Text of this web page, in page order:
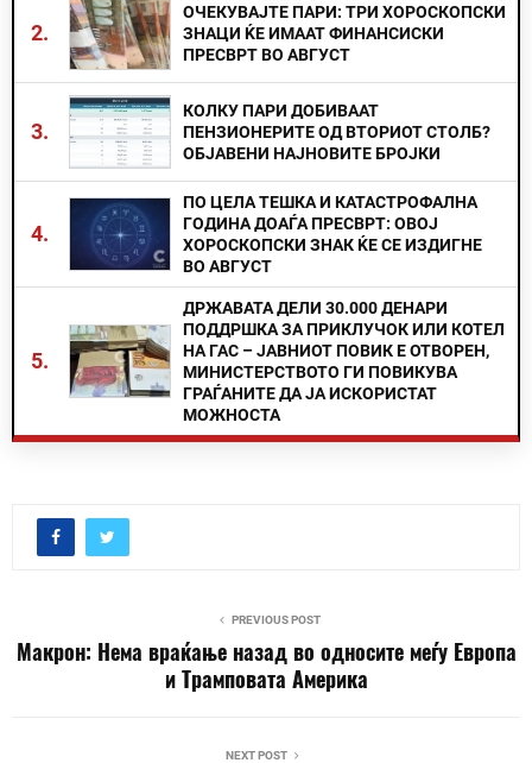
2.
ОЧЕКУВАЈТЕ ПАРИ: ТРИ ХОРОСКОПСКИ
ЗНАЦИ ЌЕ ИМААТ ФИНАНСИСКИ
ПРЕСВРТ ВО АВГУСТ
3.
КОЛКУ ПАРИ ДОБИВААТ
ПЕНЗИОНЕРИТЕ ОД ВТОРИОТ СТОЛБ?
ОБЈАВЕНИ НАЈНОВИТЕ БРОЈКИ
4.
ПО ЦЕЛА ТЕШКА И КАТАСТРОФАЛНА
ГОДИНА ДОАЃА ПРЕСВРТ: ОВОЈ
ХОРОСКОПСКИ ЗНАК ЌЕ СЕ ИЗДИГНЕ
ВО АВГУСТ
5.
ДРЖАВАТА ДЕЛИ 30.000 ДЕНАРИ
ПОДДРШКА ЗА ПРИКЛУЧОК ИЛИ КОТЕЛ
НА ГАС – ЈАВНИОТ ПОВИК Е ОТВОРЕН,
МИНИСТЕРСТВОТО ГИ ПОВИКУВА
ГРАЃАНИТЕ ДА ЈА ИСКОРИСТАТ
МОЖНОСТА
PREVIOUS POST
Макрон: Нема враќање назад во односите меѓу Европа
и Трамповата Америка
NEXT POST